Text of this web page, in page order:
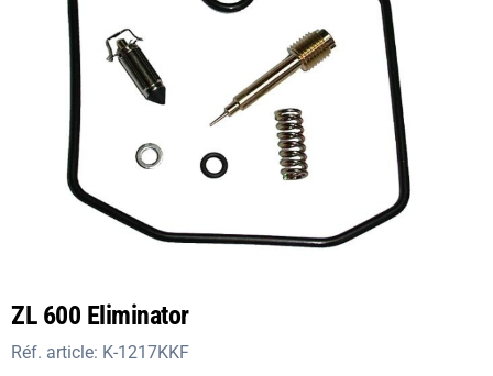
ZL 600 Eliminator
Réf. article: K-1217KKF